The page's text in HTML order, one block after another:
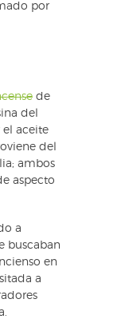
por
de
del
el aceite
del
ambos
aspecto
a
buscaban
en
a